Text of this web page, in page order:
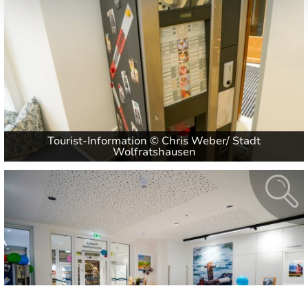
Tourist-Information © Chris Weber/ Stadt
Wolfratshausen